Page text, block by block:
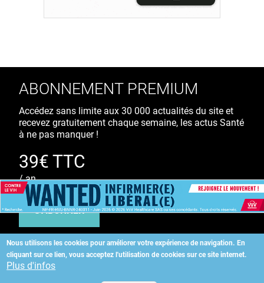
Nous utilisons les cookies pour améliorer votre expérience de navigation. En
cliquant sur ce lien, vous acceptez l'utilisation de cookies sur ce site internet.
Plus d'infos
ABONNEMENT PREMIUM
Accédez sans limite aux 30 000 actualités du site et
recevez gratuitement chaque semaine, les actus Santé
à ne pas manquer !
39€ TTC
/ an
S'ABONNER
Copyright©2026 ALLIEDHEALTH